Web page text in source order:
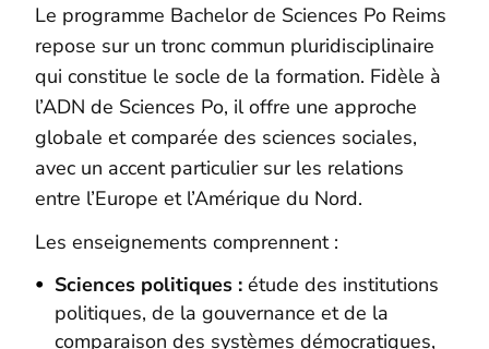
Le programme Bachelor de Sciences Po Reims
repose sur un tronc commun pluridisciplinaire
qui constitue le socle de la formation. Fidèle à
l’ADN de Sciences Po, il offre une approche
globale et comparée des sciences sociales,
avec un accent particulier sur les relations
entre l’Europe et l’Amérique du Nord.
Les enseignements comprennent :
Sciences politiques : étude des institutions
politiques, de la gouvernance et de la
comparaison des systèmes démocratiques,